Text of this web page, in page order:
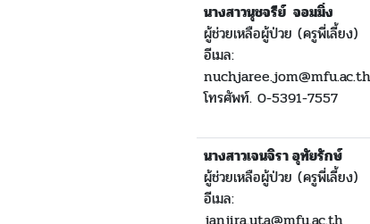
นางสาวนุชจรีย์ จอมมิ่ง
ผู้ช่วยเหลือผู้ป่วย (ครูพี่เลี้ยง)
อีเมล:
nuchjaree.jom@mfu.ac.th
โทรศัพท์. 0-5391-7557
นางสาวเจนจิรา อุทัยรักษ์
ผู้ช่วยเหลือผู้ป่วย (ครูพี่เลี้ยง)
อีเมล: